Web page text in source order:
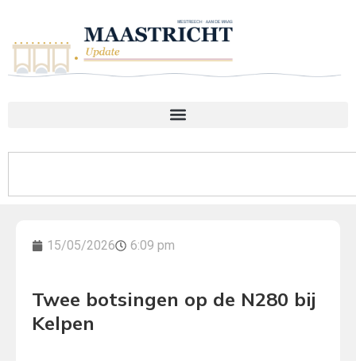
15/05/2026 6:09 pm
Twee botsingen op de N280 bij
Kelpen